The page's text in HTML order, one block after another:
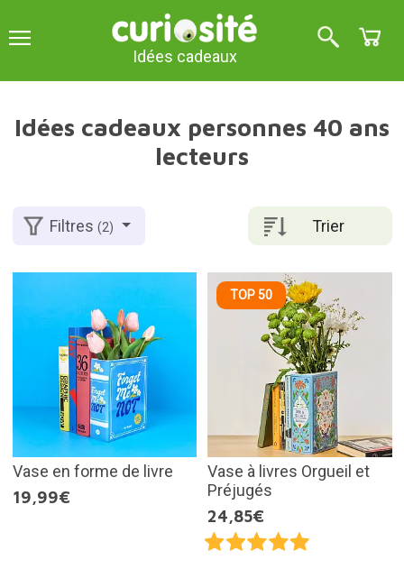
Idées cadeaux
Idées cadeaux personnes 40 ans
lecteurs
Trier
Filtres(2)
Vase en forme de livre
19,99€
TOP 50
Vase à livres Orgueil et
Préjugés
24,85€